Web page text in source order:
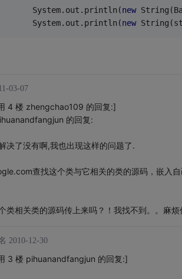
System.out.println(
new
System.out.println(
new
03-07
4 楼 zhengchao109 的回复:]
的回复:
决了没有啊,我也出现这样的问题了.
查找这个类与它相关的类的源码，嵌入
类相关类的源码传上来吗？！我找不到。。麻烦
2010-12-30
3 楼 pihuanandfangjun 的回复:]